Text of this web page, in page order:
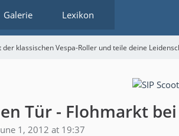
Galerie Lexikon
klassischen Vespa-Roller und teile deine
Tür - Flohmarkt
1, 2012 at 19:37